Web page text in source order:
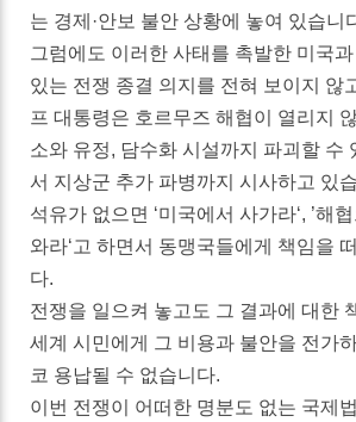
는 경제·안보 불안 상황에 놓여 있습니
그럼에도 이러한 사태를 촉발한 미국
있는 전쟁 종결 의지를 전혀 보이지 않
프 대통령은 호르무즈 해협이 열리지
소와 유정, 담수화 시설까지 파괴할 수
서 지상군 추가 파병까지 시사하고 있
석유가 없으면 ‘미국에서 사가라‘, ’해
와라‘고 하면서 동맹국들에게 책임을
다.
전쟁을 일으켜 놓고도 그 결과에 대한
세계 시민에게 그 비용과 불안을 전가
코 용납될 수 없습니다.
이번 전쟁이 어떠한 명분도 없는 국제